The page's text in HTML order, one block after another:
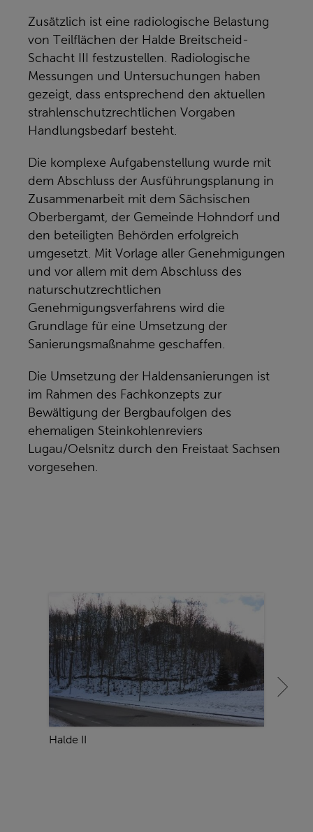
Zusätzlich ist eine radiologische Belastung
von Teilflächen der Halde Breitscheid-
Schacht III festzustellen. Radiologische
Messungen und Untersuchungen haben
gezeigt, dass entsprechend den aktuellen
strahlenschutzrechtlichen Vorgaben
Handlungsbedarf besteht.
Die komplexe Aufgabenstellung wurde mit
dem Abschluss der Ausführungsplanung in
Zusammenarbeit mit dem Sächsischen
Oberbergamt, der Gemeinde Hohndorf und
den beteiligten Behörden erfolgreich
umgesetzt. Mit Vorlage aller Genehmigungen
und vor allem mit dem Abschluss des
naturschutzrechtlichen
Genehmigungsverfahrens wird die
Grundlage für eine Umsetzung der
Sanierungsmaßnahme geschaffen.
Die Umsetzung der Haldensanierungen ist
im Rahmen des Fachkonzepts zur
Bewältigung der Bergbaufolgen des
ehemaligen Steinkohlenreviers
Lugau/Oelsnitz durch den Freistaat Sachsen
vorgesehen.
Halde II